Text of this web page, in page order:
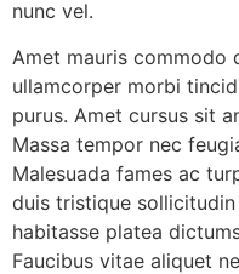
nunc vel.
Amet mauris commodo
ullamcorper morbi
purus. Amet cursus sit
Massa tempor nec
Malesuada fames ac
duis tristique
habitasse platea
Faucibus vitae aliquet